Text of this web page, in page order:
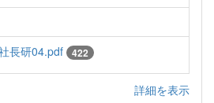
長研04.pdf 422
詳細を表示